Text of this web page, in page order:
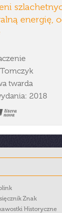
energię,
twarda
2018
Znak
Historyczne